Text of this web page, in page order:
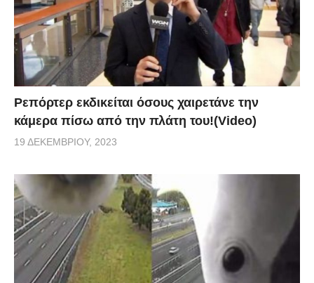
Ρεπόρτερ εκδικείται όσους χαιρετάνε την
κάμερα πίσω από την πλάτη του!(Video)
19 ΔΕΚΕΜΒΡΊΟΥ, 2023